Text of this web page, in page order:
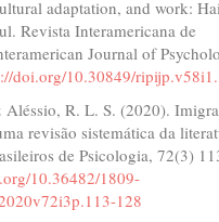
adaptation, and work:
Revista Interamericana de
Journal of
doi.org/10.30849/
R. L. S. (2020).
revisão sistemática da
de Psicologia, 72(3)
10.36482/1809-
128